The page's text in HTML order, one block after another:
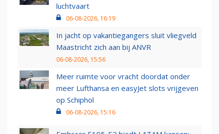
luchtvaart
06-08-2026, 16:19
In jacht op vakantiegangers sluit vliegveld
Maastricht zich aan bij ANVR
06-08-2026, 15:56
Meer ruimte voor vracht doordat onder
meer Lufthansa en easyJet slots vrijgeven
op Schiphol
06-08-2026, 15:16